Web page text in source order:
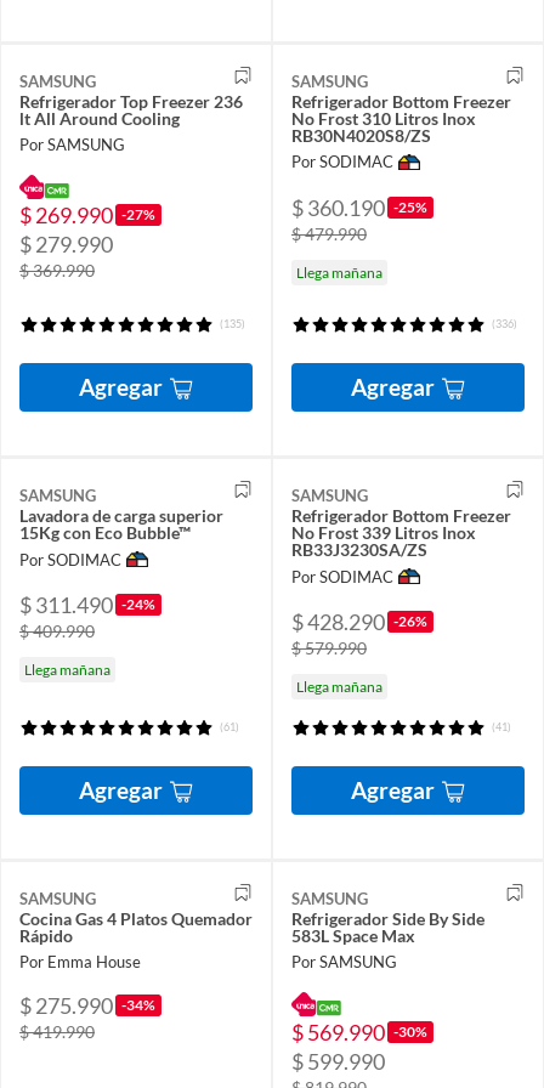
SAMSUNG
Refrigerador Top Freezer 236
lt All Around Cooling
Por SAMSUNG
$ 269.990 -27%
$ 279.990
$ 369.990
(135)
Agregar
SAMSUNG
Refrigerador Bottom Freezer
No Frost 310 Litros Inox
RB30N4020S8/ZS
Por SODIMAC
$ 360.190 -25%
$ 479.990
Llega mañana
(336)
Agregar
SAMSUNG
Lavadora de carga superior
15Kg con Eco Bubble™
Por SODIMAC
$ 311.490 -24%
$ 409.990
Llega mañana
(61)
Agregar
SAMSUNG
Refrigerador Bottom Freezer
No Frost 339 Litros Inox
RB33J3230SA/ZS
Por SODIMAC
$ 428.290 -26%
$ 579.990
Llega mañana
(41)
Agregar
SAMSUNG
Cocina Gas 4 Platos Quemador
Rápido
Por Emma House
$ 275.990 -34%
$ 419.990
SAMSUNG
Refrigerador Side By Side
583L Space Max
Por SAMSUNG
$ 569.990 -30%
$ 599.990